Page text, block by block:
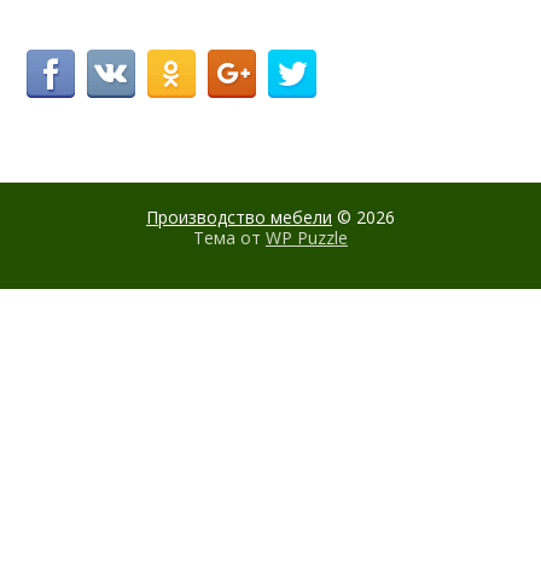
Производство мебели © 2026
Тема от WP Puzzle